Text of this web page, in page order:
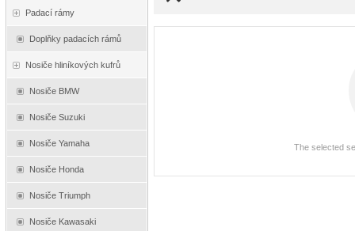
Padací rámy
Doplňky padacích rámů
Nosiče hliníkových kufrů
Nosiče BMW
Nosiče Suzuki
Nosiče Yamaha
Nosiče Honda
Nosiče Triumph
Nosiče Kawasaki
The selected